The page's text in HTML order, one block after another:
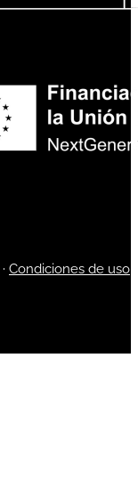
· Condiciones de uso